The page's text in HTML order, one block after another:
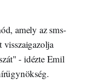
amely az sms-
- idézte Emil